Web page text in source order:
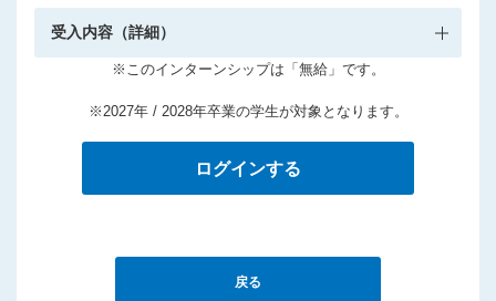
受入内容（詳細）
※このインターンシップは「無給」です。
※2027年 / 2028年卒業の学生が対象となります。
ログインする
戻る